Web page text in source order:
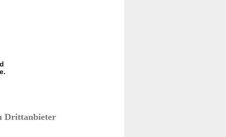
Drittanbieter